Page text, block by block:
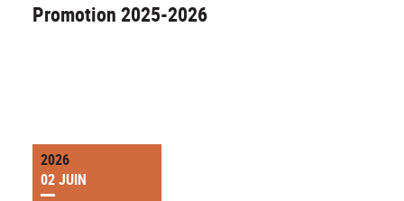
Promotion 2025-2026
2026
02 JUIN